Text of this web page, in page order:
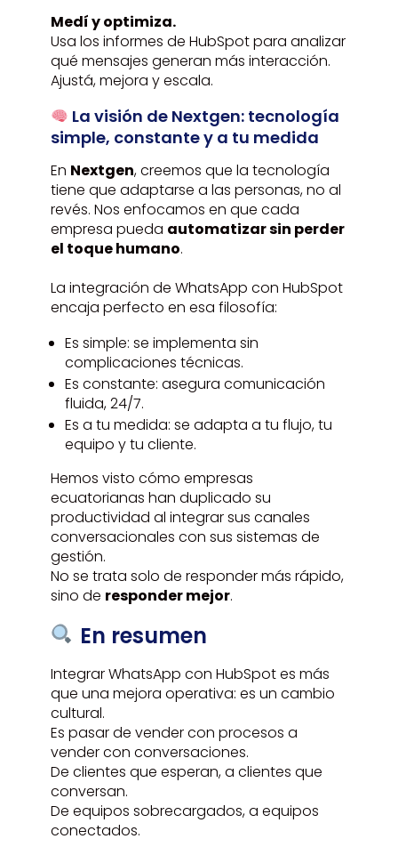
Medí y optimiza.
Usa los informes de HubSpot para analizar
qué mensajes generan más interacción.
Ajustá, mejora y escala.
La visión de Nextgen: tecnología
simple, constante y a tu medida
En Nextgen, creemos que la tecnología
tiene que adaptarse a las personas, no al
revés. Nos enfocamos en que cada
empresa pueda automatizar sin perder
el toque humano.
La integración de WhatsApp con HubSpot
encaja perfecto en esa filosofía:
Es simple: se implementa sin
complicaciones técnicas.
Es constante: asegura comunicación
fluida, 24/7.
Es a tu medida: se adapta a tu flujo, tu
equipo y tu cliente.
Hemos visto cómo empresas
ecuatorianas han duplicado su
productividad al integrar sus canales
conversacionales con sus sistemas de
gestión.
No se trata solo de responder más rápido,
sino de responder mejor.
En resumen
Integrar WhatsApp con HubSpot es más
que una mejora operativa: es un cambio
cultural.
Es pasar de vender con procesos a
vender con conversaciones.
De clientes que esperan, a clientes que
conversan.
De equipos sobrecargados, a equipos
conectados.